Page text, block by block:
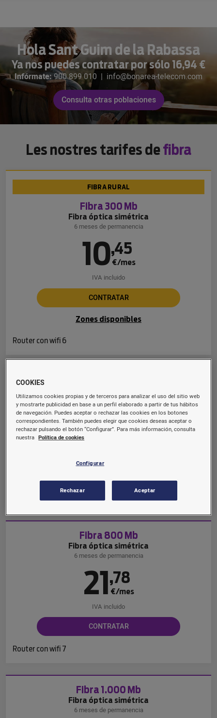
Hola Sant Guim de la Rabassa
Ya nos puedes contratar por sólo 16,94 €
Infórmate:900 899 010 | info@bonarea-telecom.com
Consulta otras poblaciones
Les nostres tarifes defibra
FIBRA RURAL
Fibra 300 Mb
Fibra óptica simétrica
6 meses de permanencia
10,45
€/mes
IVA incluido
CONTRATAR
Zones disponibles
Router con wifi 6
6 meses de permanencia
16,94
Router con wifi 6
Fibra 800 Mb
Fibra óptica simétrica
6 meses de permanencia
21,78
€/mes
IVA incluido
CONTRATAR
Router con wifi 7
Fibra 1.000 Mb
Fibra óptica simétrica
6 meses de permanencia
COOKIES
Utilizamos cookies propias y de terceros para analizar el uso del sitio web
y mostrarte publicidad en base a un perfil elaborado a partir de tus hábitos
de navegación. Puedes aceptar o rechazar las cookies en los botones
correspondientes. También puedes elegir que cookies deseas aceptar o
rechazar pulsando el botón “Configurar”. Para más información, consulta
nuestra Política de cookies
Configurar
Rechazar Aceptar